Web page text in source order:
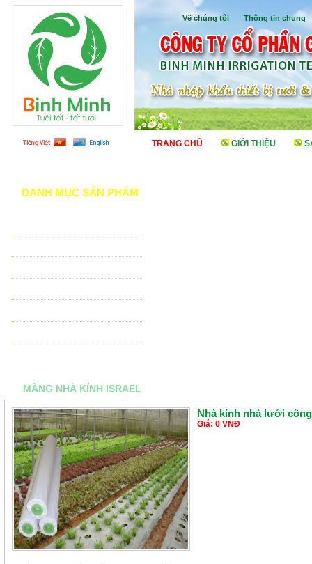
TRANG CHỦ GIỚI THIỆU
Về chúng tôi Thông tin chung
DANH MỤC SẢN PHẨM
MÀNG NHÀ KÍNH ISRAEL
Nhà kính nhà lưới
Giá: 0 VNĐ